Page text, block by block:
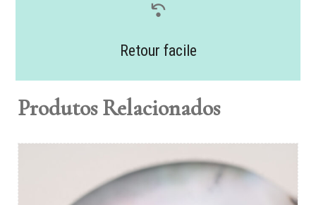
Retour facile
Produtos Relacionados